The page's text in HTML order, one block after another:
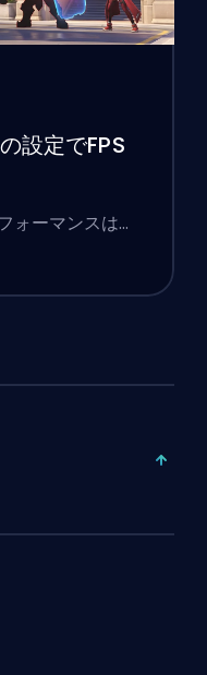
設定でFPS
ォーマンスは…